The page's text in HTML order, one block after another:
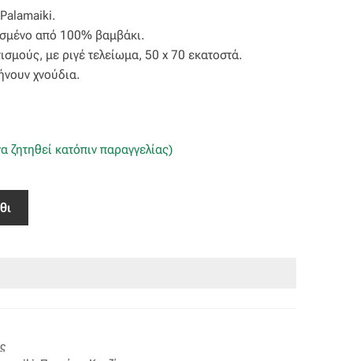
από 100% βαμβάκι.
με ριγέ τελείωμα, 50 x 70 εκατοστά.
χνούδια.
κατόπιν παραγγελίας)